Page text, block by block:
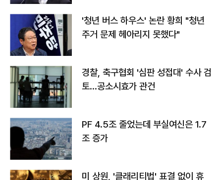
'청년 버스 하우스' 논란 황희 "청년
주거 문제 헤아리지 못했다"
경찰, 축구협회 '심판 성접대' 수사 검
토…공소시효가 관건
PF 4.5조 줄었는데 부실여신은 1.7
조 증가
미 상원, '클래리티법' 표결 없이 휴